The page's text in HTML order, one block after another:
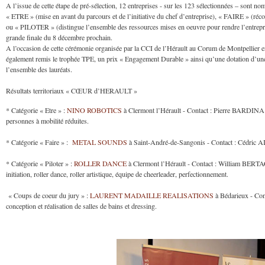
A l’issue de cette étape de pré-sélection, 12 entreprises - sur les 123 sélectionnées – sont
« ETRE » (mise en avant du parcours et de l’initiative du chef d’entreprise), « FAIRE »
ou « PILOTER » (distingue l’ensemble des ressources mises en oeuvre pour rendre
grande finale du 8 décembre prochain.
A l’occasion de cette cérémonie organisée par la CCI de l’Hérault au Corum de Montpellier
également remis le trophée TPE, un prix « Engagement Durable » ainsi qu’une dotation
l’ensemble des lauréats.
Résultats territoriaux « CŒUR d’HERAULT »
* Catégorie « Etre » :NINO ROBOTICS à Clermont l’Hérault - Contact : Pierre
personnes à mobilité réduites.
* Catégorie « Faire » : METAL SOUNDS à Saint-André-de-Sangonis - Contact : Cédric
* Catégorie « Piloter » :ROLLER DANCEà Clermont l’Hérault - Contact : William
initiation, roller dance, roller artistique, équipe de cheerleader, perfectionnement.
« Coups de coeur du jury » :LAURENT MADAILLE REALISATIONS à Bédarieux -
conception et réalisation de salles de bains et dressing.